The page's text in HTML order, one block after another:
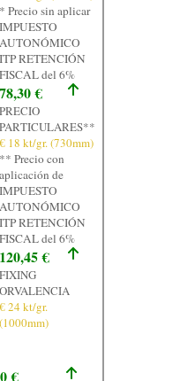
* Precio sin aplicar
IMPUESTO
AUTONÓMICO
ITP RETENCIÓN
FISCAL del 6%
78,30 €
PRECIO
PARTICULARES**
€ 18 kt/gr. (730mm)
** Precio con
aplicación de
IMPUESTO
AUTONÓMICO
ITP RETENCIÓN
FISCAL del 6%
120,45 €
FIXING
ORVALENCIA
€ 24 kt/gr.
(1000mm)
€